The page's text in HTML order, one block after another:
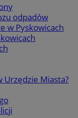
odpadów
w Pyskowicach
Urzędzie Miasta?